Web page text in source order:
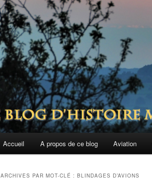
Accueil A propos de ce blog Aviation
ARCHIVES PAR MOT-CLÉ : BLINDAGES D’AVIONS